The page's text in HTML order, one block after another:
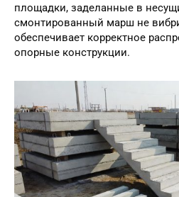
площадки, заделанные в
смонтированный марш не
обеспечивает корректное
опорные конструкции.